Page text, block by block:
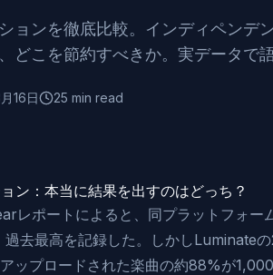
ョンを徹底比較。インディペンデ
どこを節約すべきか。実データで語
16日 25 min read
ン：本当に結果を出すのはどっち？
レポートによると、同プラットフォー
去最高を記録した。しかしLuminateの
ップロードされた楽曲の約88%が